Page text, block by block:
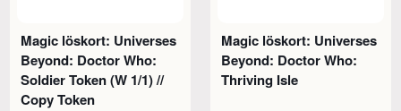
Magic löskort: Universes
Beyond: Doctor Who:
Soldier Token (W 1/1) //
Copy Token
Magic löskort: Universes
Beyond: Doctor Who:
Thriving Isle